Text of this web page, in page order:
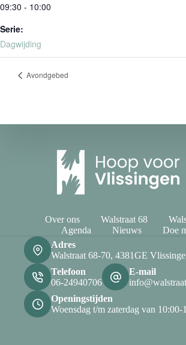
09:30 - 10:00
Serie:
Dagwijding
Avondgebed
Over ons Walstraat 68
Agenda
Nieuws
Doe
Adres
Walstraat 68-70, 4381GE
Telefoon
06-24940706
E-mail
Openingstijden
Woensdag t/m zaterdag van 10:00-